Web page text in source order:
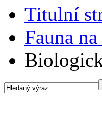
Titulní
Fauna